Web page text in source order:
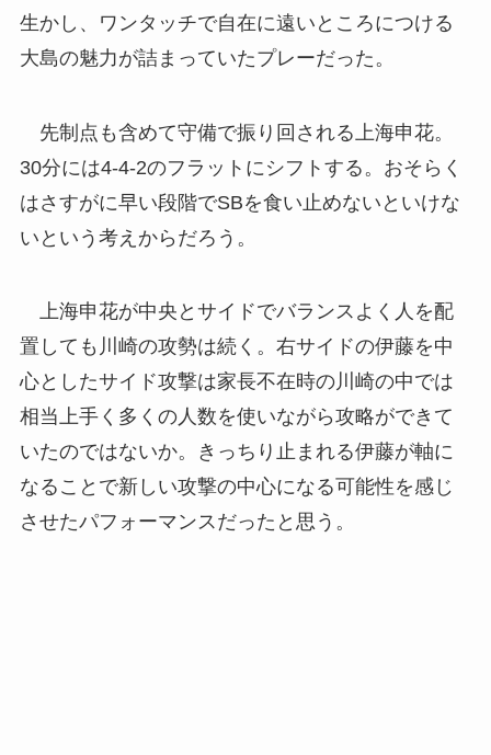
生かし、ワンタッチで自在に遠いところにつける
大島の魅力が詰まっていたプレーだった。
先制点も含めて守備で振り回される上海申花。
30分には4-4-2のフラットにシフトする。おそらく
はさすがに早い段階でSBを食い止めないといけな
いという考えからだろう。
上海申花が中央とサイドでバランスよく人を配
置しても川崎の攻勢は続く。右サイドの伊藤を中
心としたサイド攻撃は家長不在時の川崎の中では
相当上手く多くの人数を使いながら攻略ができて
いたのではないか。きっちり止まれる伊藤が軸に
なることで新しい攻撃の中心になる可能性を感じ
させたパフォーマンスだったと思う。